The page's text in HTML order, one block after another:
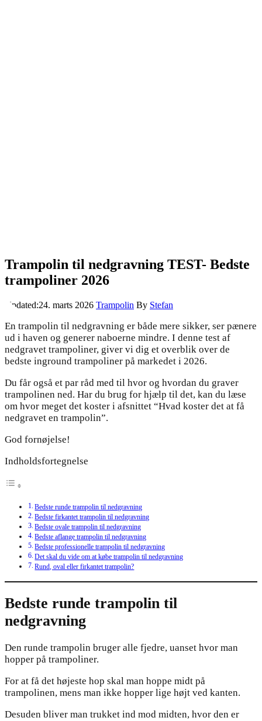
Trampolin til nedgravning TEST- Bedste
trampoliner 2026
Updated:24. marts 2026 Trampolin By Stefan
En trampolin til nedgravning er både mere sikker, ser pænere
ud i haven og generer naboerne mindre. I denne test af
nedgravet trampoliner, giver vi dig et overblik over de
bedste inground trampoliner på markedet i 2026.
Du får også et par råd med til hvor og hvordan du graver
trampolinen ned. Har du brug for hjælp til det, kan du læse
om hvor meget det koster i afsnittet “Hvad koster det at få
nedgravet en trampolin”.
God fornøjelse!
Indholdsfortegnelse
Bedste runde trampolin til nedgravning
Bedste firkantet trampolin til nedgravning
Bedste ovale trampolin til nedgravning
Bedste aflange trampolin til nedgravning
Bedste professionelle trampolin til nedgravning
Det skal du vide om at købe trampolin til nedgravning
Rund, oval eller firkantet trampolin?
Bedste runde trampolin til
nedgravning
Den runde trampolin bruger alle fjedre, uanset hvor man
hopper på trampoliner.
For at få det højeste hop skal man hoppe midt på
trampolinen, mens man ikke hopper lige højt ved kanten.
Desuden bliver man trukket ind mod midten, hvor den er